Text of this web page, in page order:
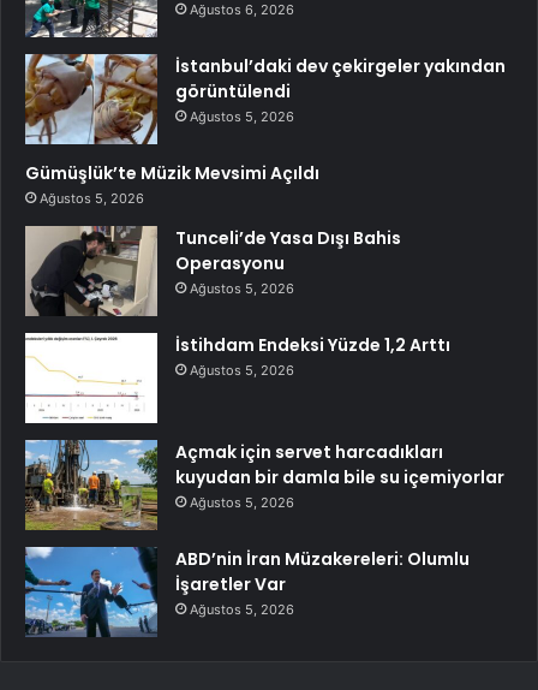
Ağustos 6, 2026
İstanbul’daki dev çekirgeler yakından
görüntülendi
Ağustos 5, 2026
Gümüşlük’te Müzik Mevsimi Açıldı
Ağustos 5, 2026
Tunceli’de Yasa Dışı Bahis
Operasyonu
Ağustos 5, 2026
İstihdam Endeksi Yüzde 1,2 Arttı
Ağustos 5, 2026
Açmak için servet harcadıkları
kuyudan bir damla bile su içemiyorlar
Ağustos 5, 2026
ABD’nin İran Müzakereleri: Olumlu
İşaretler Var
Ağustos 5, 2026